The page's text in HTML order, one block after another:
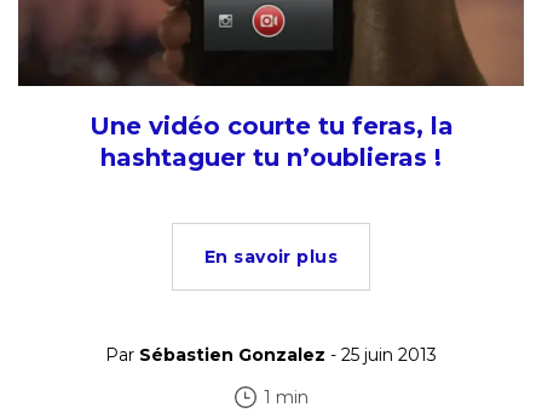
Une vidéo courte tu feras, la
hashtaguer tu n’oublieras !
En savoir plus
Par Sébastien Gonzalez - 25 juin 2013
1 min